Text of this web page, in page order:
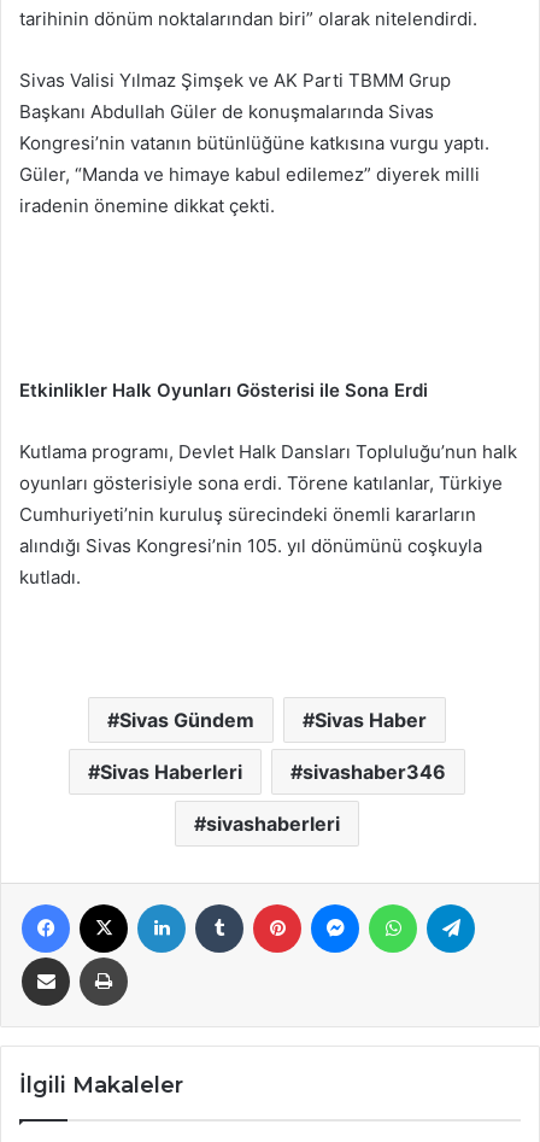
tarihinin dönüm noktalarından biri” olarak nitelendirdi.
Sivas Valisi Yılmaz Şimşek ve AK Parti TBMM Grup
Başkanı Abdullah Güler de konuşmalarında Sivas
Kongresi’nin vatanın bütünlüğüne katkısına vurgu yaptı.
Güler, “Manda ve himaye kabul edilemez” diyerek milli
iradenin önemine dikkat çekti.
Etkinlikler Halk Oyunları Gösterisi ile Sona Erdi
Kutlama programı, Devlet Halk Dansları Topluluğu’nun halk
oyunları gösterisiyle sona erdi. Törene katılanlar, Türkiye
Cumhuriyeti’nin kuruluş sürecindeki önemli kararların
alındığı Sivas Kongresi’nin 105. yıl dönümünü coşkuyla
kutladı.
Sivas Gündem Sivas Haber
Sivas Haberleri sivashaber346
sivashaberleri
Facebook LinkedIn Tumblr Pinterest MessengerWhatsApp
E-Posta ile paylaş Yazdır
İlgili Makaleler